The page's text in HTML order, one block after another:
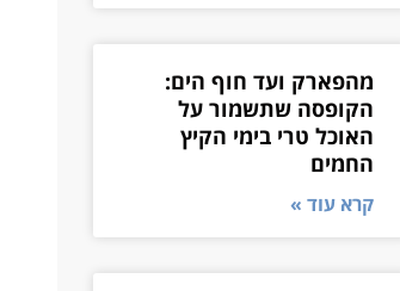
מהפארק ועד חוף הים:
הקופסה שתשמור על
האוכל טרי בימי הקיץ
החמים
קרא עוד »